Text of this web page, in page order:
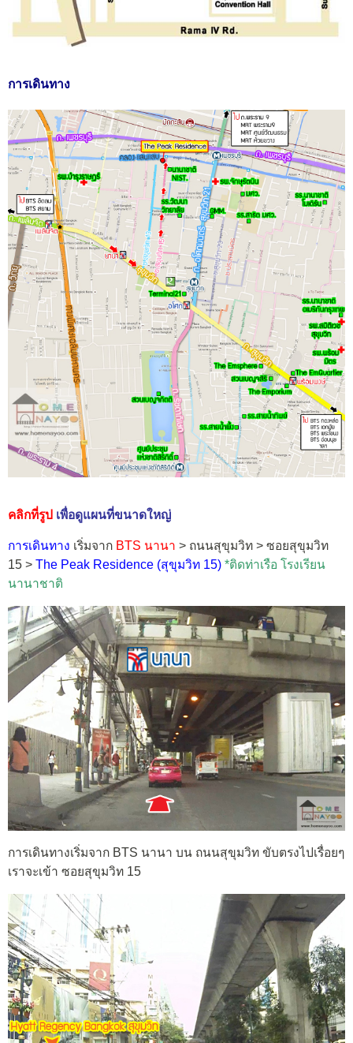
การเดินทาง
คลิกที่รูป เพื่อดูแผนที่ขนาดใหญ่
การเดินทาง เริ่มจาก BTS นานา > ถนนสุขุมวิท > ซอยสุขุมวิท
15 > The Peak Residence (สุขุมวิท 15) *ติดท่าเรือ โรงเรียน
นานาชาติ
การเดินทางเริ่มจาก BTS นานา บน ถนนสุขุมวิท ขับตรงไปเรื่อยๆ
เราจะเข้า ซอยสุขุมวิท 15